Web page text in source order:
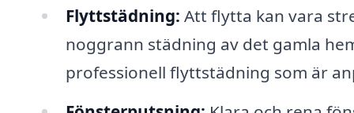
Flyttstädning: Att flytta kan vara
noggrann städning av det gamla
professionell flyttstädning som är